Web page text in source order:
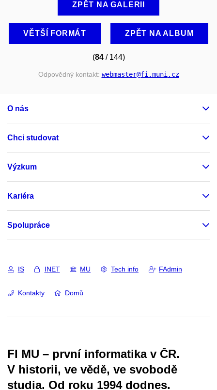
ZPĚT NA GALERII
VĚTŠÍ FORMÁT ZPĚT NA ALBUM
(84/ 144)
Odpovědný kontakt: webmaster@fi.muni.cz
O nás
Chci studovat
Výzkum
Kariéra
Spolupráce
IS INET MU Tech info FAdmin
Kontakty Domů
FI MU – první informatika v ČR.
V historii, ve vědě, ve svobodě
studia. Od roku 1994 dodnes.